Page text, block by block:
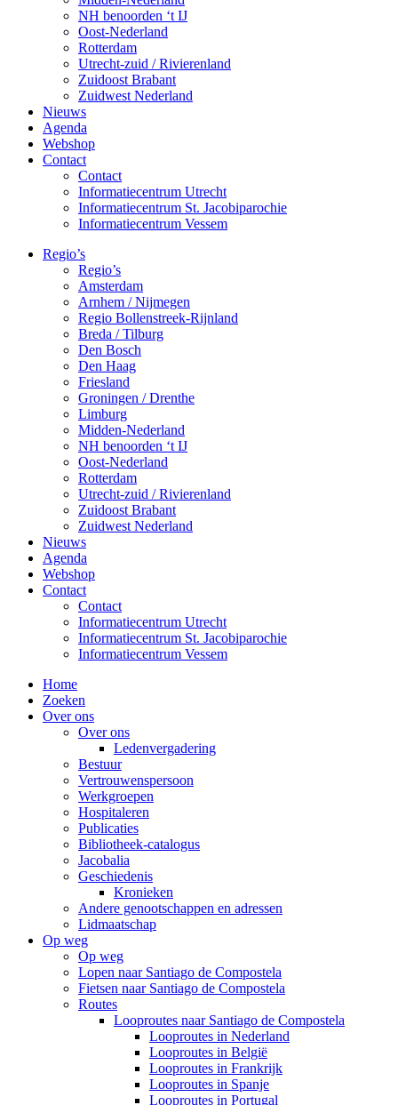
NH benoorden ‘t IJ
Oost-Nederland
Rotterdam
Utrecht-zuid / Rivierenland
Zuidoost Brabant
Zuidwest Nederland
Nieuws
Agenda
Webshop
Contact
Contact
Informatiecentrum Utrecht
Informatiecentrum St. Jacobiparochie
Informatiecentrum Vessem
Regio’s
Regio’s
Amsterdam
Arnhem / Nijmegen
Regio Bollenstreek-Rijnland
Breda / Tilburg
Den Bosch
Den Haag
Friesland
Groningen / Drenthe
Limburg
Midden-Nederland
NH benoorden ‘t IJ
Oost-Nederland
Rotterdam
Utrecht-zuid / Rivierenland
Zuidoost Brabant
Zuidwest Nederland
Nieuws
Agenda
Webshop
Contact
Contact
Informatiecentrum Utrecht
Informatiecentrum St. Jacobiparochie
Informatiecentrum Vessem
Home
Zoeken
Over ons
Over ons
Ledenvergadering
Bestuur
Vertrouwenspersoon
Werkgroepen
Hospitaleren
Publicaties
Bibliotheek-catalogus
Jacobalia
Geschiedenis
Kronieken
Andere genootschappen en adressen
Lidmaatschap
Op weg
Op weg
Lopen naar Santiago de Compostela
Fietsen naar Santiago de Compostela
Routes
Looproutes naar Santiago de Compostela
Looproutes in Nederland
Looproutes in België
Looproutes in Frankrijk
Looproutes in Spanje
Looproutes in Portugal